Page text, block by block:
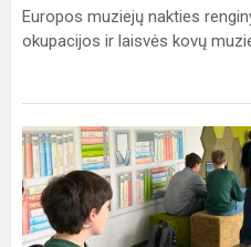
Europos muziejų nakties
okupacijos ir laisvės kovų
GeoGuessr
žaidimo
turnyras
bibliotekoje